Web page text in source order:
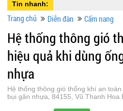
Tin nhanh:
Trang chủ Diễn đàn Cẩm nang
Hệ thống thông gió
hiệu quả khi dùng
nhựa
Hệ thống thông gió thống khí an
bụi gân nhựa, 84155, Vũ Thanh Hoa